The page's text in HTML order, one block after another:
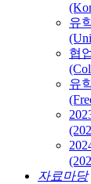
유
협
유
자료마당